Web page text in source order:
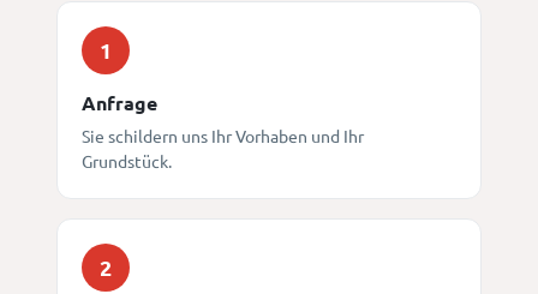
1
Anfrage
Sie schildern uns Ihr Vorhaben und Ihr
Grundstück.
2